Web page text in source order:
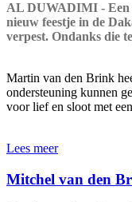
AL DUWADIMI - Een
nieuw feestje in de
verpest. Ondanks die
Martin van den Brink
ondersteuning kunnen
voor lief en sloot met
Lees meer
Mitchel van den